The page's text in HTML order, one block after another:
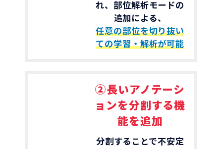
れ、部位解析モードの
追加による、
任意の部位を切り抜い
ての学習・解析が可能
②長いアノテーシ
ョンを分割する機
能を追加
分割することで不安定